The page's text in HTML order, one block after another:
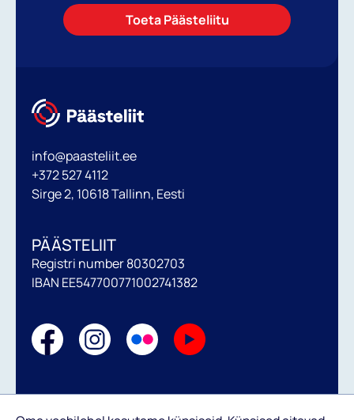
info@paasteliit.ee
+372 527 4112
Sirge 2, 10618 Tallinn, Eesti
PÄÄSTELIIT
Registri number 80302703
IBAN EE547700771002741382
Toeta Päästeliitu